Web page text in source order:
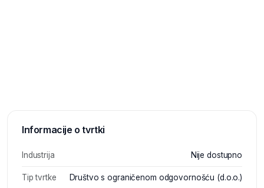
Informacije o tvrtki
Industrija Nije dostupno
Tip tvrtke Društvo s ograničenom odgovornošću (d.o.o.)